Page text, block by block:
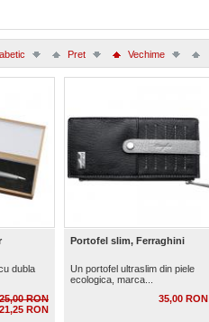
Pret Vechime
dubla
25,00 RON
21,25 RON
Portofel slim, Ferraghini
Un portofel ultraslim din piele
ecologica, marca...
35,00 RON